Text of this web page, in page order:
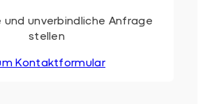
und unverbindliche Anfrage
stellen
Kontaktformular